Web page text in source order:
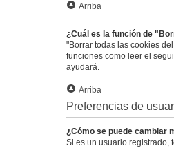
Arriba
¿Cuál es la función de
"Borrar todas las cookies
funciones como leer el
ayudará.
Arriba
Preferencias de
¿Cómo se puede cambiar
Si es un usuario registrado,